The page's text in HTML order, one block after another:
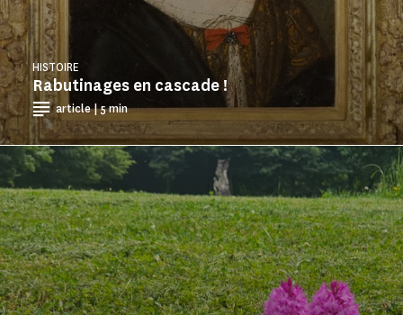
Rabutinages en cascade !
HISTOIRE
article | 5 min